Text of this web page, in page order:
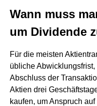
Wann muss
um Dividende
Für die meisten
übliche
Abschluss der
Aktien drei
kaufen, um Anspruch